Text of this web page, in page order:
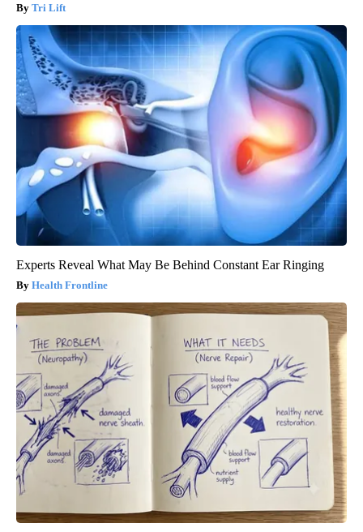
Tri Lift
Experts Reveal What May Be Behind Constant Ear Ringing
Health Frontline